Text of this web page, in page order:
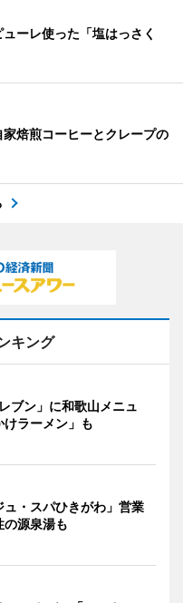
ューレ使った「塩はっさく
焙煎コーヒーとクレープの
キング
ブン」に和歌山メニュ
ラーメン」も
ュ・スパひきがわ」営業
源泉湯も